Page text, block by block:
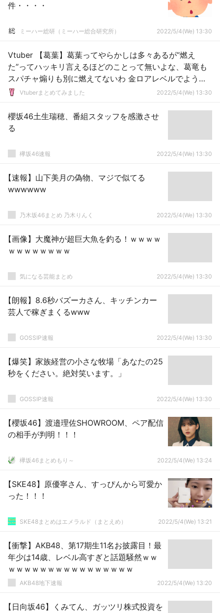
件・・・・
ミーハー総研（ミーハー総合研究所） 2022/5/4(We) 13:30
Vtuber 【葛葉】葛葉ってやらかしは多々あるが”燃え
た”ってハッキリ言えるほどのことって無いよな、葛竜も
スパチャ煽りも別に燃えてないわ 金ロアレベルでようや
く炎上って言える←尊様は燃えてるって感じするけどな、
Vtuberまとめてみました 2022/5/4(We) 13:30
櫻坂46土生瑞穂、番組スタッフを感激させ
る
欅坂46速報 2022/5/4(We) 13:30
【速報】山下美月の偽物、マジで似てる
wwwwww
乃木坂46まとめ 乃木りんく 2022/5/4(We) 13:30
【画像】大魔神が超巨大魚を釣る！ｗｗｗｗ
ｗｗｗｗｗｗｗｗ
気になる芸能まとめ 2022/5/4(We) 13:30
【朗報】8.6秒バズーカさん、キッチンカー
芸人で稼ぎまくるwww
GOSSIP速報 2022/5/4(We) 13:30
【爆笑】家族経営の小さな牧場「あなたの25
秒をください。絶対笑います。」
GOSSIP速報 2022/5/4(We) 13:30
【櫻坂46】渡邉理佐SHOWROOM、ペア配信
の相手が判明！！！
欅坂46まとめもり～ 2022/5/4(We) 13:24
【SKE48】原優寧さん、すっぴんから可愛か
った！！！
SKE48まとめはエメラルド（まとえめ） 2022/5/4(We) 13:21
【衝撃】AKB48、第17期生11名お披露目！最
年少は14歳、レベル高すぎと話題騒然ｗｗ
ｗｗｗｗｗｗｗｗｗｗｗｗｗｗｗｗ
AKB48地下速報 2022/5/4(We) 13:20
【日向坂46】くみてん、ガッツリ株式投資を